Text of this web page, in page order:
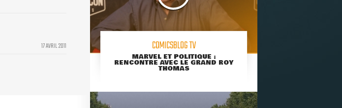
17 AVRIL 2011 COMICSBLOG TV
MARVEL ET POLITIQUE :
RENCONTRE AVEC LE GRAND ROY
THOMAS